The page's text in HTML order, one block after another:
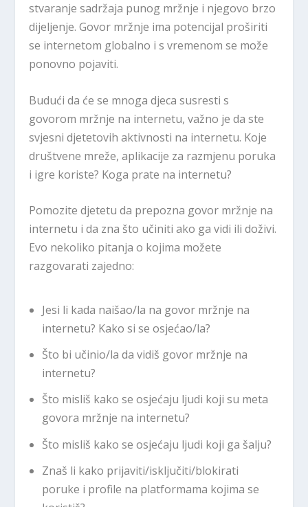
stvaranje sadržaja punog mržnje i njegovo brzo
dijeljenje. Govor mržnje ima potencijal proširiti
se internetom globalno i s vremenom se može
ponovno pojaviti.
Budući da će se mnoga djeca susresti s
govorom mržnje na internetu, važno je da ste
svjesni djetetovih aktivnosti na internetu. Koje
društvene mreže, aplikacije za razmjenu poruka
i igre koriste? Koga prate na internetu?
Pomozite djetetu da prepozna govor mržnje na
internetu i da zna što učiniti ako ga vidi ili doživi.
Evo nekoliko pitanja o kojima možete
razgovarati zajedno:
Jesi li kada naišao/la na govor mržnje na
internetu? Kako si se osjećao/la?
Što bi učinio/la da vidiš govor mržnje na
internetu?
Što misliš kako se osjećaju ljudi koji su meta
govora mržnje na internetu?
Što misliš kako se osjećaju ljudi koji ga šalju?
Znaš li kako prijaviti/isključiti/blokirati
poruke i profile na platformama kojima se